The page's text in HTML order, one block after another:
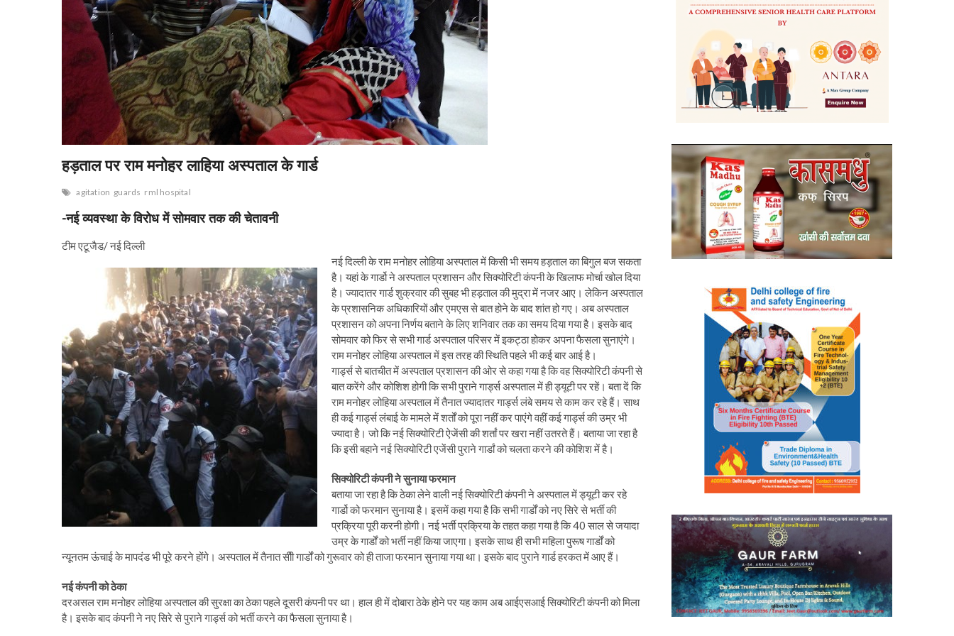
हड़ताल पर राम मनोहर लाहिया अस्पताल के गार्ड
agitation guards rml hospital
-नई व्यवस्था के विरोध में सोमवार तक की चेतावनी
टीम एटूजैड/ नई दिल्ली
नई दिल्ली के राम मनोहर लोहिया अस्पताल में किसी भी समय हड़ताल का बिगुल बज सकता
है। यहां के गार्डो ने अस्पताल प्रशासन और सिक्योरिटी कंपनी के खिलाफ मोर्चा खोल दिया
है। ज्यादातर गार्ड शुक्रवार की सुबह भी हड़ताल की मुद्रा में नजर आए। लेकिन अस्पताल
के प्रशासनिक अधिकारियों और एमएस से बात होने के बाद शांत हो गए। अब अस्पताल
प्रशासन को अपना निर्णय बताने के लिए शनिवार तक का समय दिया गया है। इसके बाद
सोमवार को फिर से सभी गार्ड अस्पताल परिसर में इकट्ठा होकर अपना फैसला सुनाएंगे।
राम मनोहर लोहिया अस्पताल में इस तरह की स्थिति पहले भी कई बार आई है।
गार्ड्स से बातचीत में अस्पताल प्रशासन की ओर से कहा गया है कि वह सिक्योरिटी कंपनी से
बात करेंगे और कोशिश होगी कि सभी पुराने गार्ड्स अस्पताल में ही ड्यूटी पर रहें। बता दें कि
राम मनोहर लोहिया अस्पताल में तैनात ज्यादातर गार्ड्स लंबे समय से काम कर रहे हैं। साथ
ही कई गार्ड्स लंबाई के मामले में शर्तों को पूरा नहीं कर पाएंगे वहीं कई गार्ड्स की उम्र भी
ज्यादा है। जो कि नई सिक्योरिटी ऐजेंसी की शर्तां पर खरा नहीं उतरते हैं। बताया जा रहा है
कि इसी बहाने नई सिक्योरिटी एजेंसी पुराने गार्डां को चलता करने की कोशिश में है।
सिक्योरिटी कंपनी ने सुनाया फरमान
बताया जा रहा है कि ठेका लेने वाली नई सिक्योरिटी कंपनी ने अस्पताल में ड्यूटी कर रहे
गार्डो को फरमान सुनाया है। इसमें कहा गया है कि सभी गार्डों को नए सिरे से भर्ती की
प्रक्रिया पूरी करनी होगी। नई भर्ती प्रक्रिया के तहत कहा गया है कि 40 साल से जयादा
उम्र के गार्डों को भर्ती नहीं किया जाएगा। इसके साथ ही सभी महिला पुरूष गार्डों को
न्यूनतम ऊंचाई के मापदंड भी पूरे करने होंगे। अस्पताल में तैनात सीी गार्डों को गुरूवार को ही ताजा फरमान सुनाया गया था। इसके बाद पुराने गार्ड हरकत में आए हैं।
नई कंपनी को ठेका
दरअसल राम मनोहर लोहिया अस्पताल की सुरक्षा का ठेका पहले दूसरी कंपनी पर था। हाल ही में दोबारा ठेके होने पर यह काम अब आईएसआई सिक्योरिटी कंपनी को मिला
है। इसके बाद कंपनी ने नए सिरे से पुराने गार्ड्स को भर्ती करने का फैसला सुनाया है।